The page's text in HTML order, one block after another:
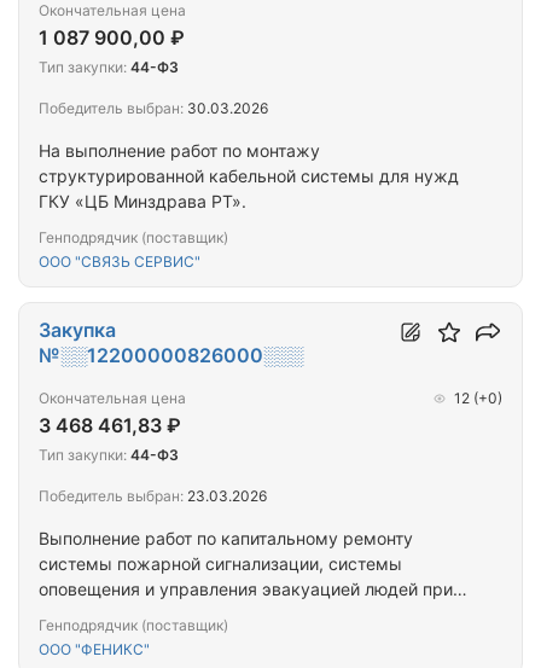
На выполнение работ по монтажу
структурированной кабельной системы для нужд
ГКУ «ЦБ Минздрава РТ».
Генподрядчик (поставщик)
ООО "СВЯЗЬ СЕРВИС"
Окончательная цена
1 087 900,00 ₽
Тип закупки: 44-ФЗ
Победитель выбран: 30.03.2026
Выполнение работ по капитальному ремонту
системы пожарной сигнализации, системы
оповещения и управления эвакуацией людей при
Республики Тыва» по адресу: Республика Тыва, г.
Генподрядчик (поставщик)
ООО "ФЕНИКС"
Закупка
№░░12200000826000░░░
Окончательная цена
3 468 461,83 ₽
12 (+0)
Тип закупки: 44-ФЗ
Победитель выбран: 23.03.2026